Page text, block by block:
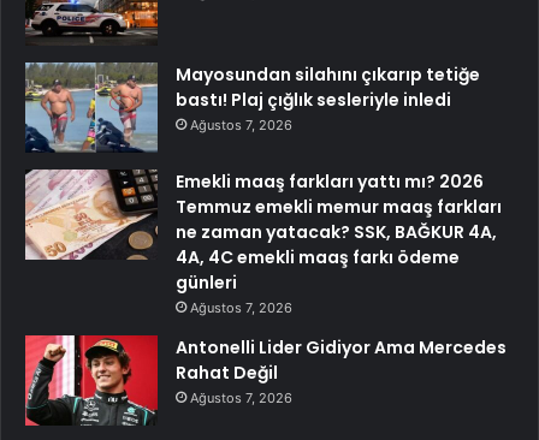
Mayosundan silahını çıkarıp tetiğe
bastı! Plaj çığlık sesleriyle inledi
Ağustos 7, 2026
Emekli maaş farkları yattı mı? 2026
Temmuz emekli memur maaş farkları
ne zaman yatacak? SSK, BAĞKUR 4A,
4A, 4C emekli maaş farkı ödeme
günleri
Ağustos 7, 2026
Antonelli Lider Gidiyor Ama Mercedes
Rahat Değil
Ağustos 7, 2026